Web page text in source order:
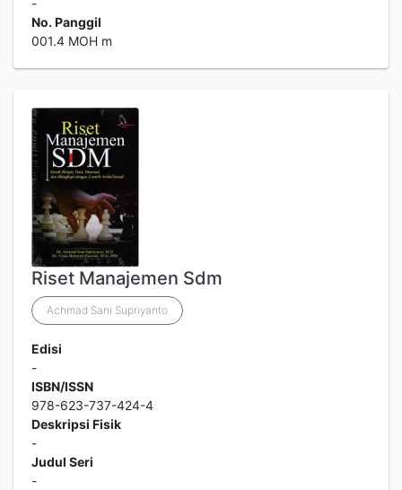
-
No. Panggil
001.4 MOH m
Riset Manajemen Sdm
Achmad Sani Supriyanto
Edisi
-
ISBN/ISSN
978-623-737-424-4
Deskripsi Fisik
-
Judul Seri
-